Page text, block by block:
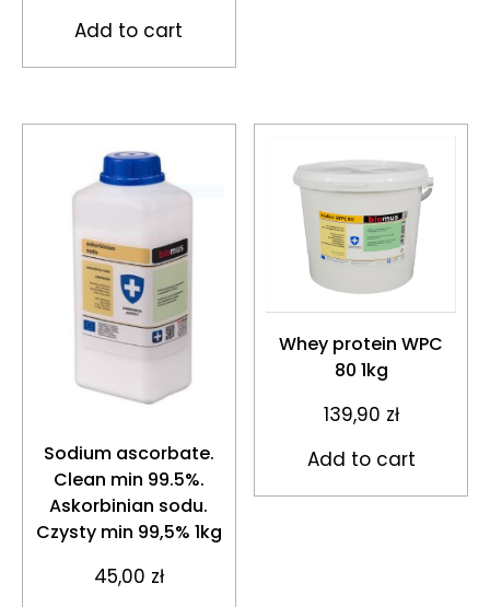
Add to cart
Sodium ascorbate.
Clean min 99.5%.
Askorbinian sodu.
Czysty min 99,5% 1kg
45,00 zł
Whey protein WPC
80 1kg
139,90 zł
Add to cart